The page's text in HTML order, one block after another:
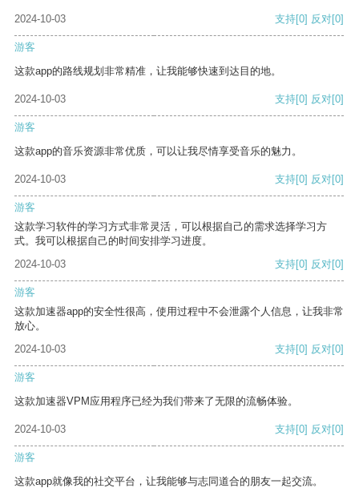
2024-10-03 支持[0] 反对[0]
游客
这款app的路线规划非常精准，让我能够快速到达目的地。
2024-10-03 支持[0] 反对[0]
游客
这款app的音乐资源非常优质，可以让我尽情享受音乐的魅力。
2024-10-03 支持[0] 反对[0]
游客
这款学习软件的学习方式非常灵活，可以根据自己的需求选择学习方
式。我可以根据自己的时间安排学习进度。
2024-10-03
支持[0] 反对[0]
游客
这款加速器app的安全性很高，使用过程中不会泄露个人信息，让我非常
放心。
2024-10-03
支持[0] 反对[0]
游客
这款加速器VPM应用程序已经为我们带来了无限的流畅体验。
2024-10-03 支持[0] 反对[0]
游客
这款app就像我的社交平台，让我能够与志同道合的朋友一起交流。